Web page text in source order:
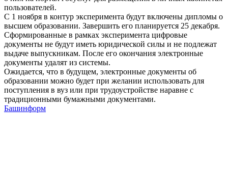
пользователей.
С 1 ноября в контур эксперимента будут включены дипломы о
высшем образовании. Завершить его планируется 25 декабря.
Сформированные в рамках эксперимента цифровые
документы не будут иметь юридической силы и не подлежат
выдаче выпускникам. После его окончания электронные
документы удалят из системы.
Ожидается, что в будущем, электронные документы об
образовании можно будет при желании использовать для
поступления в вуз или при трудоустройстве наравне с
традиционными бумажными документами.
Башинформ